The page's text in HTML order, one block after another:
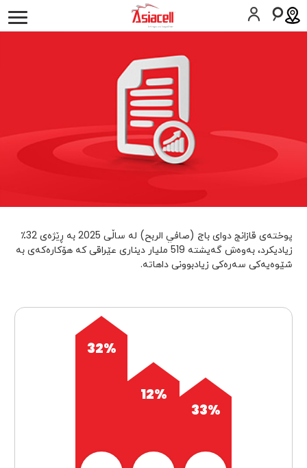
سیمکارت داوا بکە یارمەتی
العربيةEnglish
پوختەی قازانج دوای باج (صافي الربح) لە ساڵی 2025 بە ڕێژەی 32٪
زیادیکرد، بەوەش گەیشتە 519 ملیار دیناری عێراقی کە هۆکارەکەی بە
شێوەیەکی سەرەکی زیادبوونی داهاتە.
33%
12%
32%